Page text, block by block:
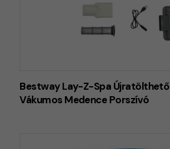
Bestway Lay-Z-Spa Újratölthető
Vákumos Medence Porszívó